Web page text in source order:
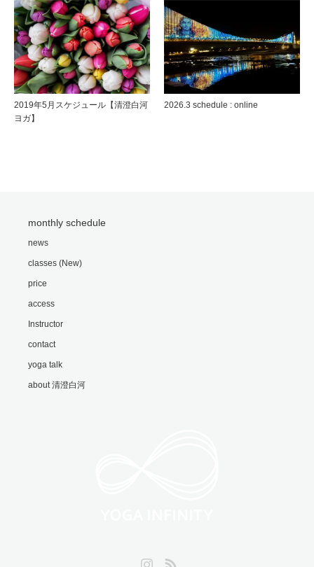
2019年5月スケジュール【清澄白河
ヨガ】
2026.3 schedule : online
monthly schedule
news
classes (New)
price
access
Instructor
contact
yoga talk
about 清澄白河